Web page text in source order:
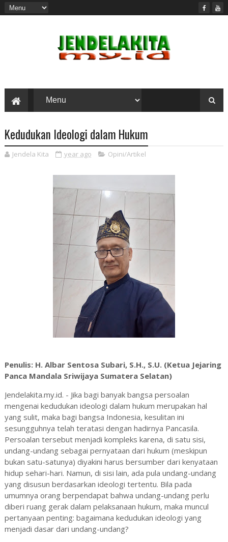
Kedudukan Ideologi dalam Hukum
Jendela Kita year ago Opini/Artikel
Penulis: H. Albar Sentosa Subari, S.H., S.U. (Ketua Jejaring
Panca Mandala Sriwijaya Sumatera Selatan)
Jendelakita.my.id. - Jika bagi banyak bangsa persoalan
mengenai kedudukan ideologi dalam hukum merupakan hal
yang sulit, maka bagi bangsa Indonesia, kesulitan ini
sesungguhnya telah teratasi dengan hadirnya Pancasila.
Persoalan tersebut menjadi kompleks karena, di satu sisi,
undang-undang sebagai pernyataan dari hukum (meskipun
bukan satu-satunya) diyakini harus bersumber dari kenyataan
hidup sehari-hari. Namun, di sisi lain, ada pula undang-undang
yang disusun berdasarkan ideologi tertentu. Bila pada
umumnya orang berpendapat bahwa undang-undang perlu
diberi ruang gerak dalam pelaksanaan hukum, maka muncul
pertanyaan penting: bagaimana kedudukan ideologi yang
menjadi dasar dari undang-undang?